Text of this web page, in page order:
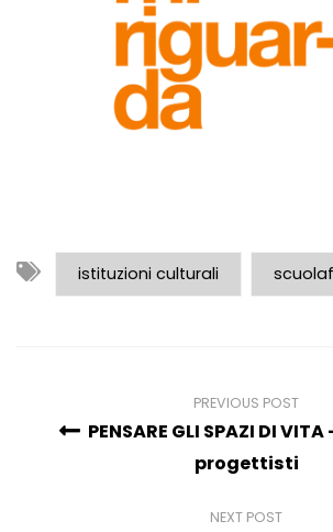
istituzioni culturali
PREVIOUS POST
PENSARE GLI SPAZI DI
progettisti
NEXT POST